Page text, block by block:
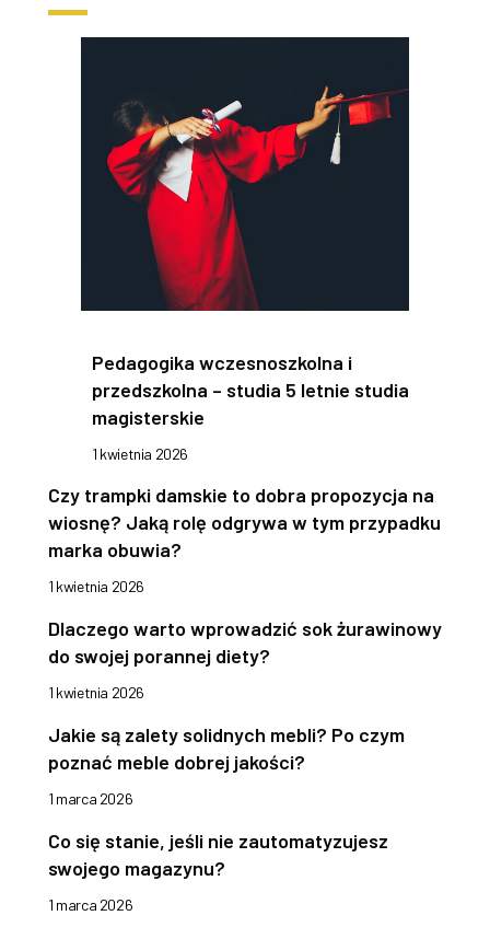
Pedagogika wczesnoszkolna i
przedszkolna – studia 5 letnie studia
magisterskie
1 kwietnia 2026
Czy trampki damskie to dobra propozycja na
wiosnę? Jaką rolę odgrywa w tym przypadku
marka obuwia?
1 kwietnia 2026
Dlaczego warto wprowadzić sok żurawinowy
do swojej porannej diety?
1 kwietnia 2026
Jakie są zalety solidnych mebli? Po czym
poznać meble dobrej jakości?
1 marca 2026
Co się stanie, jeśli nie zautomatyzujesz
swojego magazynu?
1 marca 2026